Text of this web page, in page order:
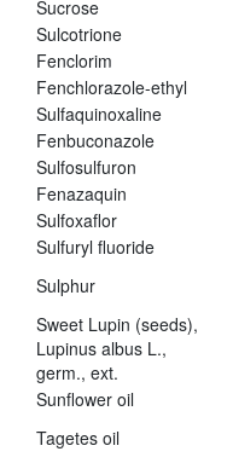
Sucrose
Sulcotrione
Fenclorim
Fenchlorazole-ethyl
Sulfaquinoxaline
Fenbuconazole
Sulfosulfuron
Fenazaquin
Sulfoxaflor
Sulfuryl fluoride
Sulphur
Sweet Lupin (seeds),
Lupinus albus L.,
germ., ext.
Sunflower oil
Tagetes oil